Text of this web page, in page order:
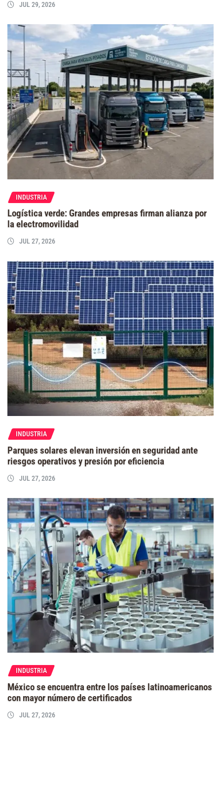
JUL 29, 2026
INDUSTRIA
Logística verde: Grandes empresas firman alianza por
la electromovilidad
JUL 27, 2026
INDUSTRIA
Parques solares elevan inversión en seguridad ante
riesgos operativos y presión por eficiencia
JUL 27, 2026
INDUSTRIA
México se encuentra entre los países latinoamericanos
con mayor número de certificados
JUL 27, 2026